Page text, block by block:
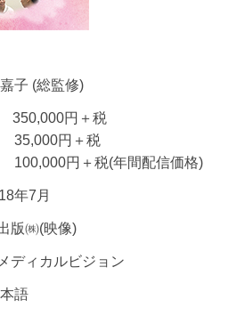
子 (総監修)
350,000円＋税
円＋税
円＋税(年間配信価格)
年7月
版㈱(映像)
ディカルビジョン
語